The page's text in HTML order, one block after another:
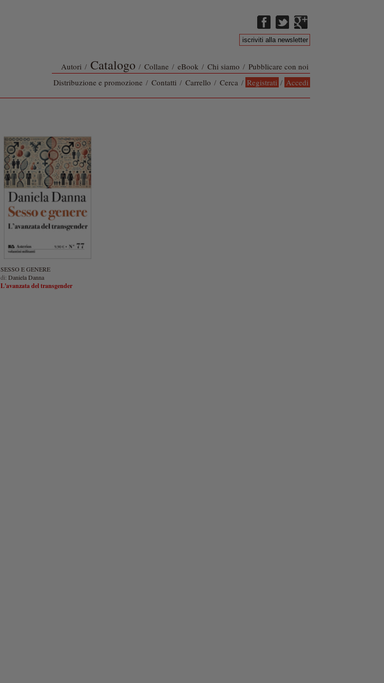
Autori / Catalogo / Collane / eBook / Chi siamo / Pubblicare con noi
Distribuzione e promozione / Contatti / Carrello / Cerca / Registrati / Accedi
SESSO E GENERE
di: Daniela Danna
L'avanzata del transgender